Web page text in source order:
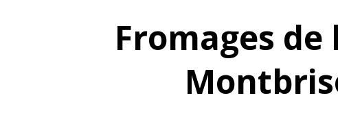
Fromages